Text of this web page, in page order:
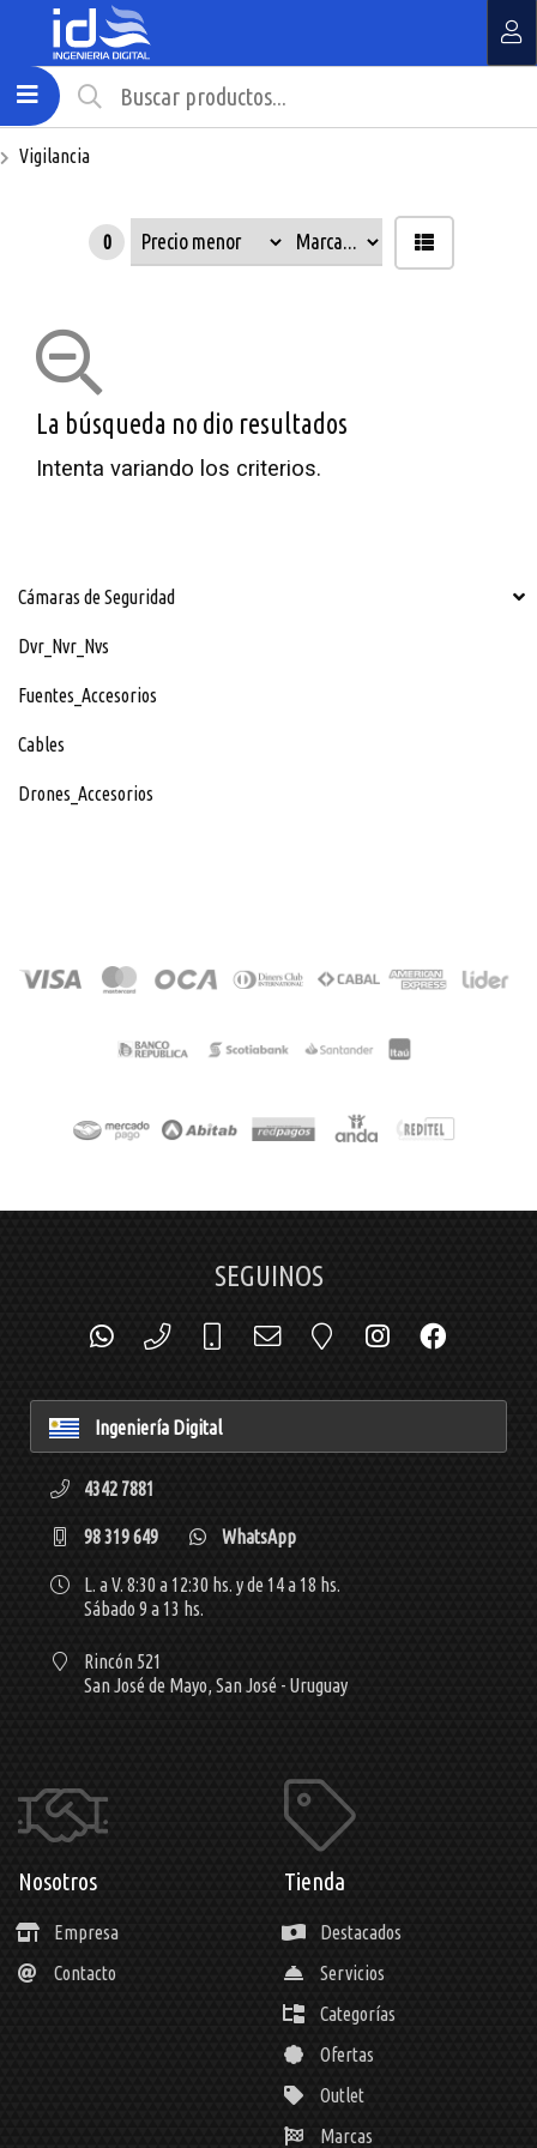
¿Tienes cupón de descuento?
Vigilancia
Cámaras de Seguridad
Dvr_Nvr_Nvs
Fuentes_Accesorios
Cables
Drones_Accesorios
0
La búsqueda no dio resultados
Intenta variando los criterios.
SEGUINOS
Ingeniería Digital
4342 7881
98 319 649 WhatsApp
L. a V. 8:30 a 12:30 hs. y de 14 a 18 hs.
Sábado 9 a 13 hs.
Rincón 521
San José de Mayo,San José - Uruguay
Nosotros
Empresa
Contacto
Tienda
Destacados
Servicios
Categorías
Ofertas
Outlet
Marcas